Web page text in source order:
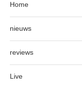
Home
nieuws
reviews
Live